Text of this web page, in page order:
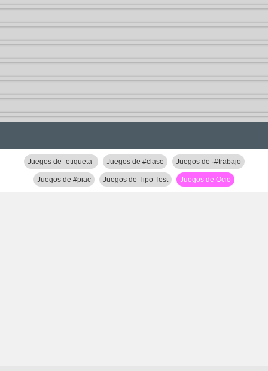
Juegos de -etiqueta- Juegos de #clase Juegos de ·#trabajo
Juegos de #piac Juegos de Tipo Test Juegos de Ocio